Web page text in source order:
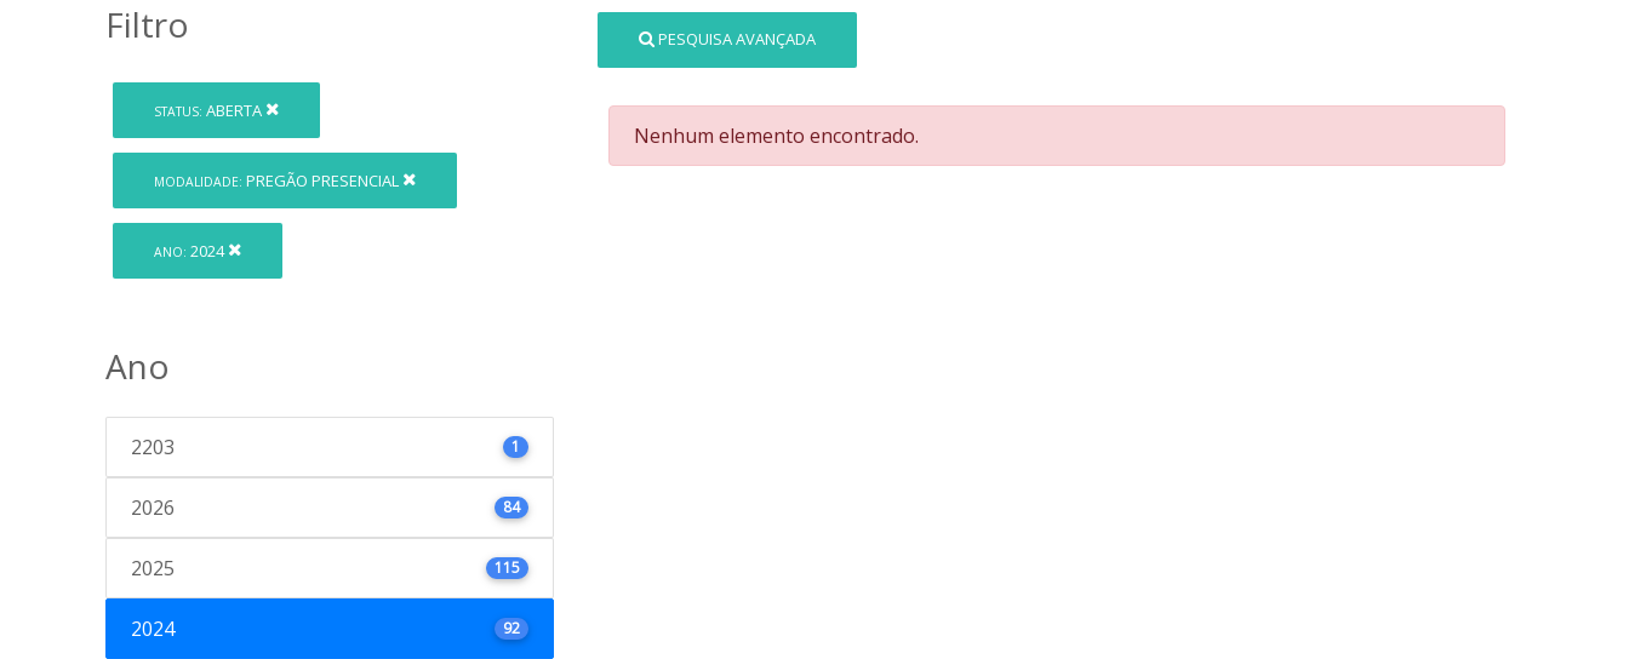
Filtro
STATUS: ABERTA
MODALIDADE: PREGÃO PRESENCIAL
ANO: 2024
Ano
2203 1
2026 84
2025 115
2024 92
PESQUISA AVANÇADA
Nenhum elemento encontrado.